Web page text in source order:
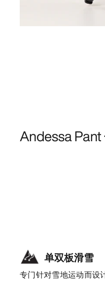
Andessa
单双板滑雪
专门针对雪地运动而设